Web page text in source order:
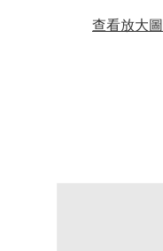
查看放大圖